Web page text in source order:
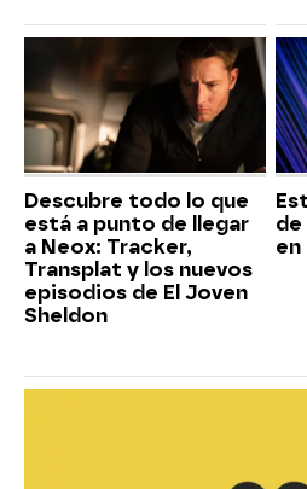
Descubre todo lo que
está a punto de llegar
a Neox: Tracker,
Transplat y los nuevos
episodios de El Joven
Sheldon
en